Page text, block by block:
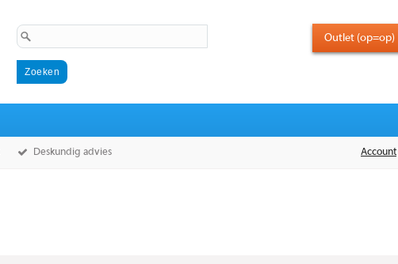
Outlet (op=op)
Deskundig advies Account